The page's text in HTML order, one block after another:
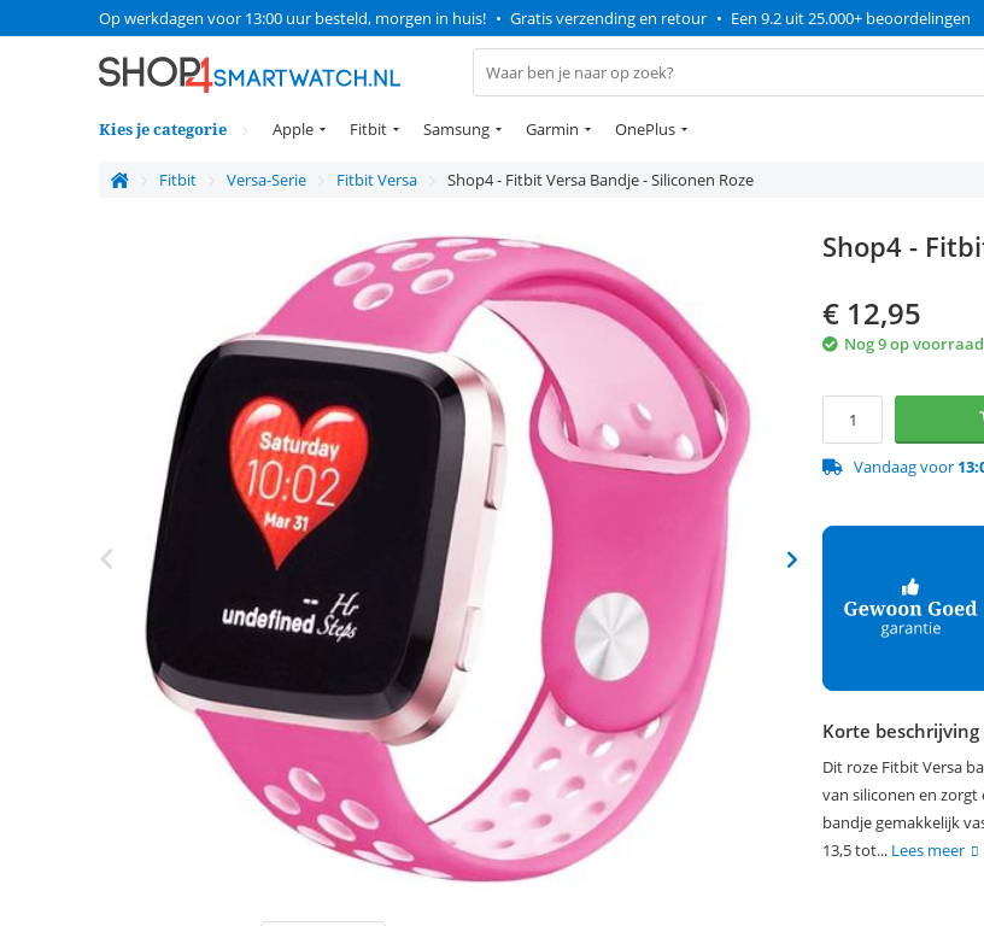
Op werkdagen voor 13:00 uur besteld, morgen in huis! • Gratis verzending en retour • Een 9.2 uit 25.000+ beoordelingen
Kies je categorie Apple Fitbit Samsung Garmin OnePlus
Fitbit Versa-Serie Fitbit Versa Shop4 - Fitbit Versa Bandje - Siliconen Roze
Shop4 -
€ 12,95
Nog 9 op voorraad
Vandaag voor
Korte beschrijving
Dit roze Fitbit Versa
van siliconen en
bandje gemakkelijk
13,5 tot... Lees meer